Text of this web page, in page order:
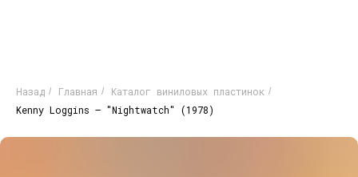
Назад / Главная / Каталог виниловых пластинок /
Kenny Loggins – "Nightwatch" (1978)